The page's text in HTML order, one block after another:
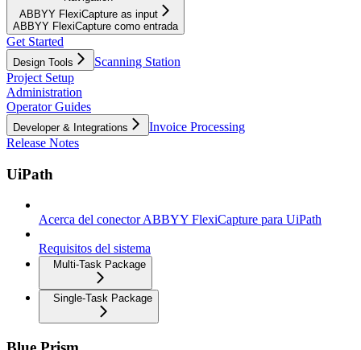
ABBYY FlexiCapture as input
ABBYY FlexiCapture como entrada
Get Started
Design Tools
Scanning Station
Project Setup
Administration
Operator Guides
Developer & Integrations
Invoice Processing
Release Notes
UiPath
Acerca del conector ABBYY FlexiCapture para UiPath
Requisitos del sistema
Multi-Task Package
Single-Task Package